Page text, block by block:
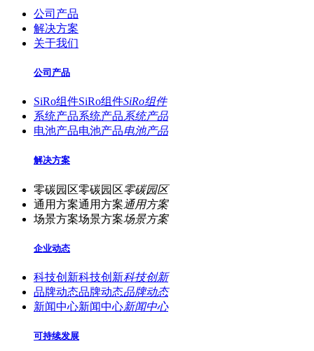
公司产品
解决方案
关于我们
公司产品
SiRo组件SiRo组件SiRo组件
系统产品系统产品 系统产品
电池产品电池产品电池产品
解决方案
零碳园区零碳园区零碳园区
通用方案通用方案通用方案
场景方案场景方案场景方案
企业动态
科技创新科技创新科技创新
品牌动态品牌动态品牌动态
新闻中心新闻中心新闻中心
可持续发展